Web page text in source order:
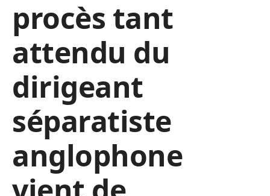
procès tant
attendu du
dirigeant
séparatiste
anglophone